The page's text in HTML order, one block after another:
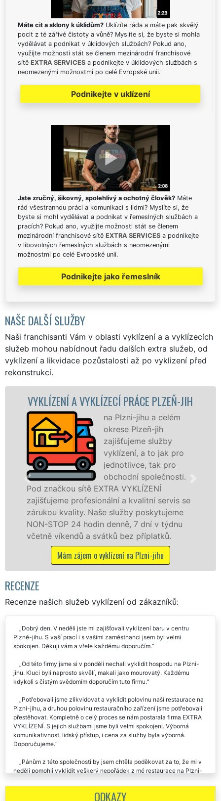
Máte cit a sklony k úklidům? Uklízíte ráda a máte pak skvělý
pocit z té zářivé čistoty a vůně? Myslíte si, že byste si mohla
vydělávat a podnikat v úklidových službách? Pokud ano,
využijte možnosti stát se členem mezinárodní franchisové
sítě EXTRA SERVICES a podnikejte v úklidových službách s
neomezenými možnostmi po celé Evropské unii.
Podnikejte v uklízení
Jste zručný, šikovný, spolehlivý a ochotný člověk? Máte
rád všestrannou práci a komunikaci s lidmi? Myslíte si, že
byste si mohl vydělávat a podnikat v řemeslných službách a
pracích? Pokud ano, využijte možnosti stát se členem
mezinárodní franchisové sítě EXTRA SERVICES a podnikejte
v libovolných řemeslných službách s neomezenými
možnostmi po celé Evropské unii.
Podnikejte jako řemeslník
NAŠE DALŠÍ SLUŽBY
Naši franchisanti Vám v oblasti vyklízení a a vyklízecích
služeb mohou nabídnout řadu dalších extra služeb, od
vyklízení a likvidace pozůstalosti až po vyklizení před
rekonstrukcí.
PRÁCE PLZEŇ-JIH
na Plzni-jihu a celém
okrese Plzeň-jih
zajišťujeme služby
vyklízení, a to jak pro
jednotlivce, tak pro
obchodní společnosti.
EXTRA VYKLÍZENÍ
a kvalitní servis se
Naše služby poskytujeme
hodin denně, 7 dní v týdnu
a svátků bez příplatků.
o vyklízení na Plzni-jihu
VYKLÍZECÍ
službu jak
osobám se
práce, a to
RECENZE
Recenze našich služeb vyklízení od zákazníků:
Dobrý den. V neděli jste mi zajišťovali vyklízení baru v centru
Plzně-jihu. S vaší prací i s vašimi zaměstnanci jsem byl velmi
spokojen. Děkuji vám a vřele každému doporučím.
Od této firmy jsme si v pondělí nechali vyklidit hospodu na Plzni-
jihu. Kluci byli naprosto skvělí, makali jako mourovatý. Každému
kdykoli s čistým svědomím doporučím tuto firmu.
Potřebovali jsme zlikvidovat a vyklidit polovinu naší restaurace na
Plzni-jihu, a druhou polovinu restauračního zařízení jsme potřebovali
přestěhovat. Kompletně o celý proces se nám postarala firma EXTRA
VYKLÍZENÍ. S jejich službami jsme byli velmi spokojeni. Výborná
komunikativnost, lidský přístup, i cena za služby byla výborná.
Doporučujeme.
Pánům z této společnosti by jsem chtěla poděkovat za to, že mi v
neděli pomohli vyklidit veškerý nepořádek z mé restaurace na Plzni-
byli velmi ochotní a milí. Rozhodně doporučuji tuto společnost.
ODKAZY